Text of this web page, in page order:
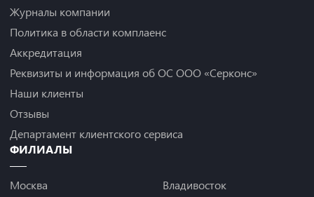
Журналы компании
Политика в области комплаенс
Аккредитация
Реквизиты и информация об ОС ООО «Серконс»
Наши клиенты
Отзывы
Департамент клиентского сервиса
ФИЛИАЛЫ
Москва
Владивосток